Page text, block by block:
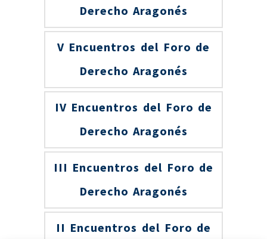
Derecho Aragonés
V Encuentros del Foro de
Derecho Aragonés
IV Encuentros del Foro de
Derecho Aragonés
III Encuentros del Foro de
Derecho Aragonés
II Encuentros del Foro de